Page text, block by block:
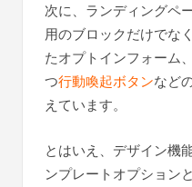
次に、ランディングペ
用のブロックだけでな
たオプトインフォーム
つ行動喚起ボタンなど
えています。
とはいえ、デザイン機
ンプレートオプション